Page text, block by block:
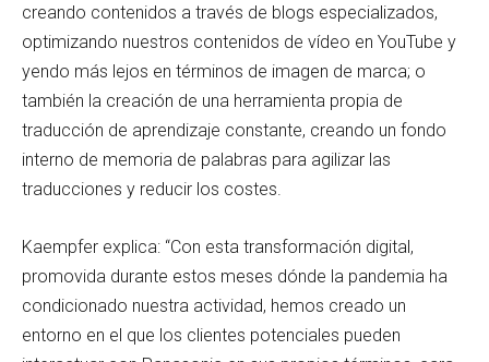
creando contenidos a través de blogs especializados,
optimizando nuestros contenidos de vídeo en YouTube y
yendo más lejos en términos de imagen de marca; o
también la creación de una herramienta propia de
traducción de aprendizaje constante, creando un fondo
interno de memoria de palabras para agilizar las
traducciones y reducir los costes.
Kaempfer explica: “Con esta transformación digital,
promovida durante estos meses dónde la pandemia ha
condicionado nuestra actividad, hemos creado un
entorno en el que los clientes potenciales pueden